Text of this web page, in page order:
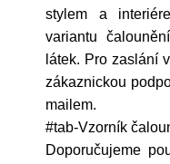
stylem a
variantu
látek. Pro zaslání
zákaznickou
mailem.
#tab-Vzorník
Doporučujeme